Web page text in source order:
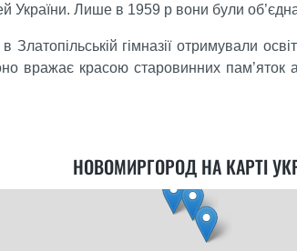
України. Лише в 1959 р вони були
гімназії отримували
красою старовинних пам’яток
НОВОМИРГОРОД НА КАРТІ